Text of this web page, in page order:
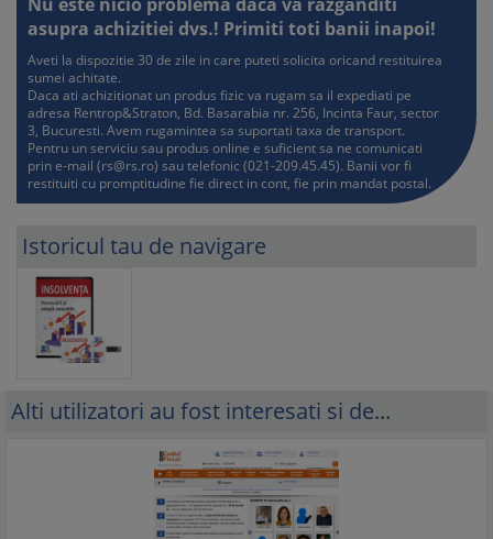
asupra achizitiei dvs.! Primiti toti banii inapoi!
Aveti la dispozitie 30 de zile in care puteti solicita oricand restituirea
sumei achitate.
Daca ati achizitionat un produs fizic va rugam sa il expediati pe
adresa Rentrop&Straton, Bd. Basarabia nr. 256, Incinta Faur, sector
3, Bucuresti. Avem rugamintea sa suportati taxa de transport.
Pentru un serviciu sau produs online e suficient sa ne comunicati
prin e-mail (rs@rs.ro) sau telefonic (021-209.45.45). Banii vor fi
restituiti cu promptitudine fie direct in cont, fie prin mandat postal.
Istoricul tau de navigare
Alti utilizatori au fost interesati si de...